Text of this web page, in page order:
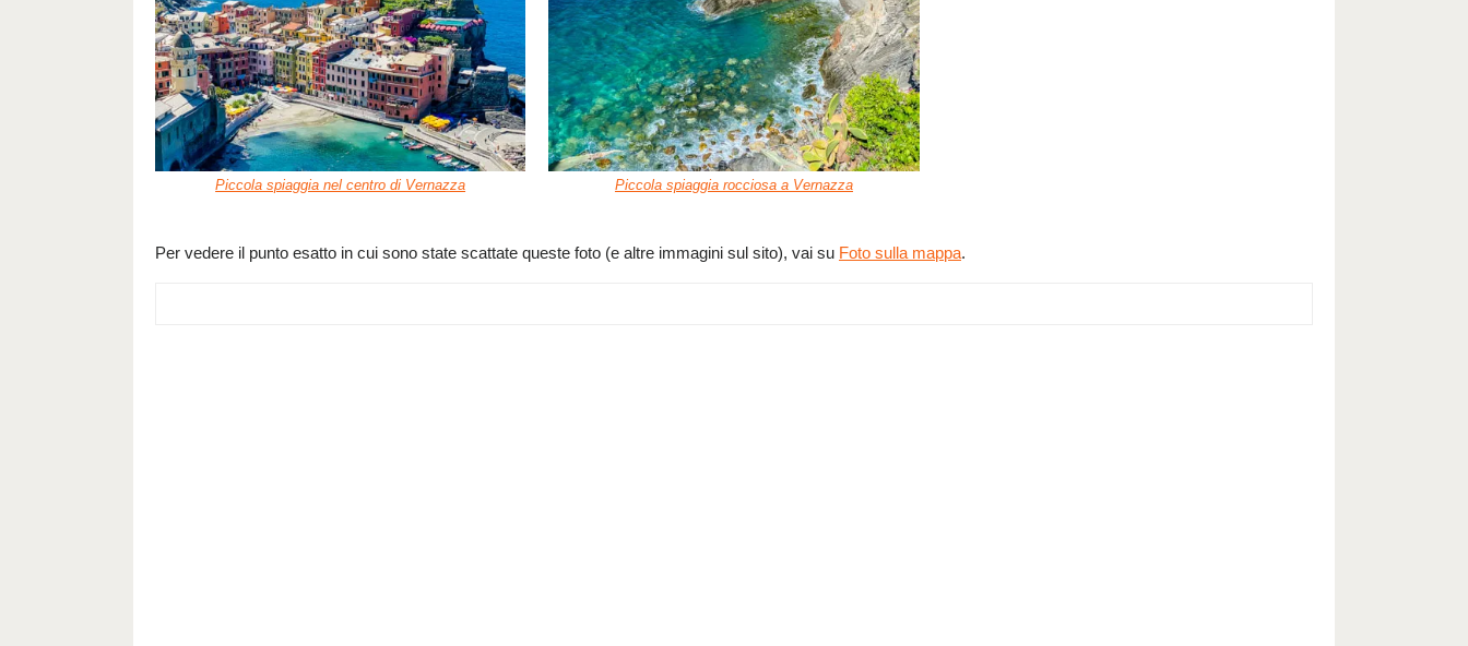
Piccola spiaggia nel centro di Vernazza Piccola spiaggia rocciosa a Vernazza
Per vedere il punto esatto in cui sono state scattate queste foto (e altre immagini sul sito), vai su Foto sulla mappa.